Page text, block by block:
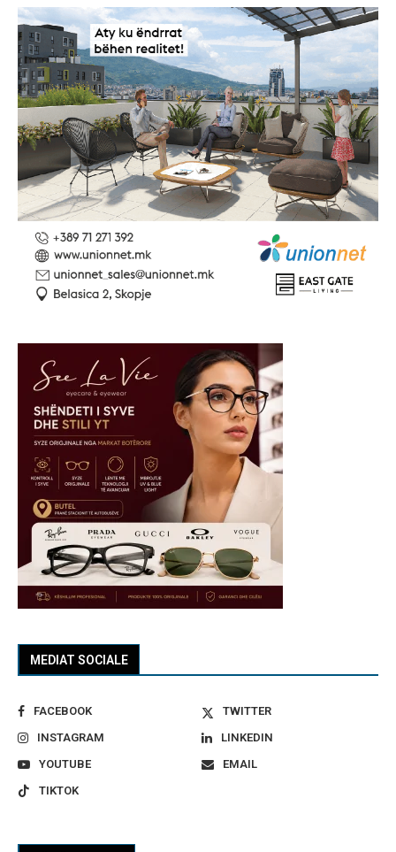
MEDIAT SOCIALE
FACEBOOK
TWITTER
INSTAGRAM
LINKEDIN
YOUTUBE
EMAIL
TIKTOK